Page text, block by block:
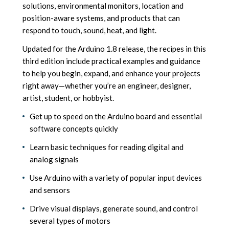
solutions, environmental monitors, location and
position-aware systems, and products that can
respond to touch, sound, heat, and light.
Updated for the Arduino 1.8 release, the recipes in this
third edition include practical examples and guidance
to help you begin, expand, and enhance your projects
right away—whether you’re an engineer, designer,
artist, student, or hobbyist.
Get up to speed on the Arduino board and essential
software concepts quickly
Learn basic techniques for reading digital and
analog signals
Use Arduino with a variety of popular input devices
and sensors
Drive visual displays, generate sound, and control
several types of motors